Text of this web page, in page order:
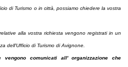
di Turismo o in città, possiamo chiedere la vostra
alla vostra richiesta vengono registrati in un
dell'Ufficio di Turismo di Avignone.
comunicati all' organizzazione che